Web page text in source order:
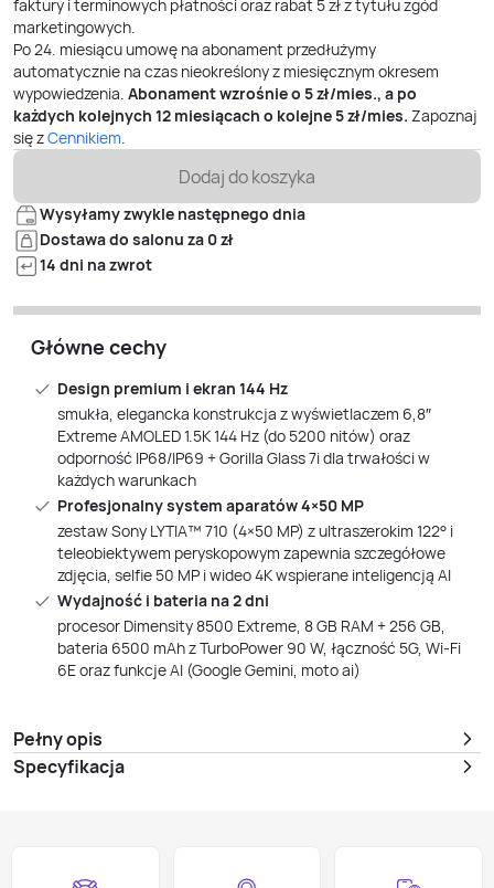
faktury i terminowych płatności oraz rabat 5 zł z tytułu zgód
marketingowych.
Po24. miesiącu umowę na abonament przedłużymy
automatycznie na czas nieokreślony z miesięcznym okresem
wypowiedzenia. Abonament wzrośnie o 5zł/mies., a po
każdych kolejnych 12 miesiącach o kolejne5zł/mies. Zapoznaj
się zCennikiem.
Dodaj do koszyka
Wysyłamy zwykle następnego dnia
Dostawa do salonu za 0 zł
14 dni na zwrot
Główne cechy
Design premium i ekran 144 Hz
smukła, elegancka konstrukcja z wyświetlaczem 6,8″
Extreme AMOLED 1.5K 144 Hz (do 5200 nitów) oraz
odporność IP68/IP69 + Gorilla Glass 7i dla trwałości w
każdych warunkach
Profesjonalny system aparatów 4×50 MP
zestaw Sony LYTIA™ 710 (4×50 MP) z ultraszerokim 122° i
teleobiektywem peryskopowym zapewnia szczegółowe
zdjęcia, selfie 50 MP i wideo 4K wspierane inteligencją AI
Wydajność i bateria na 2 dni
procesor Dimensity 8500 Extreme, 8 GB RAM + 256 GB,
bateria 6500 mAh z TurboPower 90 W, łączność 5G, Wi‑Fi
6E oraz funkcje AI (Google Gemini, moto ai)
Pełny opis
Specyfikacja